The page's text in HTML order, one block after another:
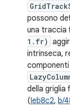
possono
una traccia
1.fr)
intrinseca,
componenti
della griglia
(Ieb8c2, b/